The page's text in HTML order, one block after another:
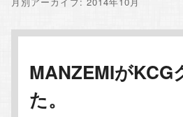
ン
ン
コ
テ
MANZEMIがKCG
た。